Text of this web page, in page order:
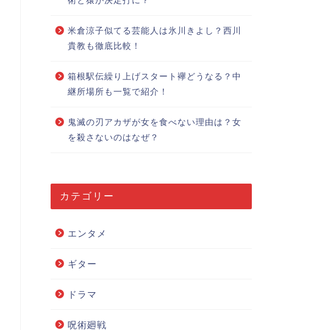
米倉涼子似てる芸能人は氷川きよし？西川
貴教も徹底比較！
箱根駅伝繰り上げスタート襷どうなる？中
継所場所も一覧で紹介！
鬼滅の刃アカザが女を食べない理由は？女
を殺さないのはなぜ？
カテゴリー
エンタメ
ギター
ドラマ
呪術廻戦